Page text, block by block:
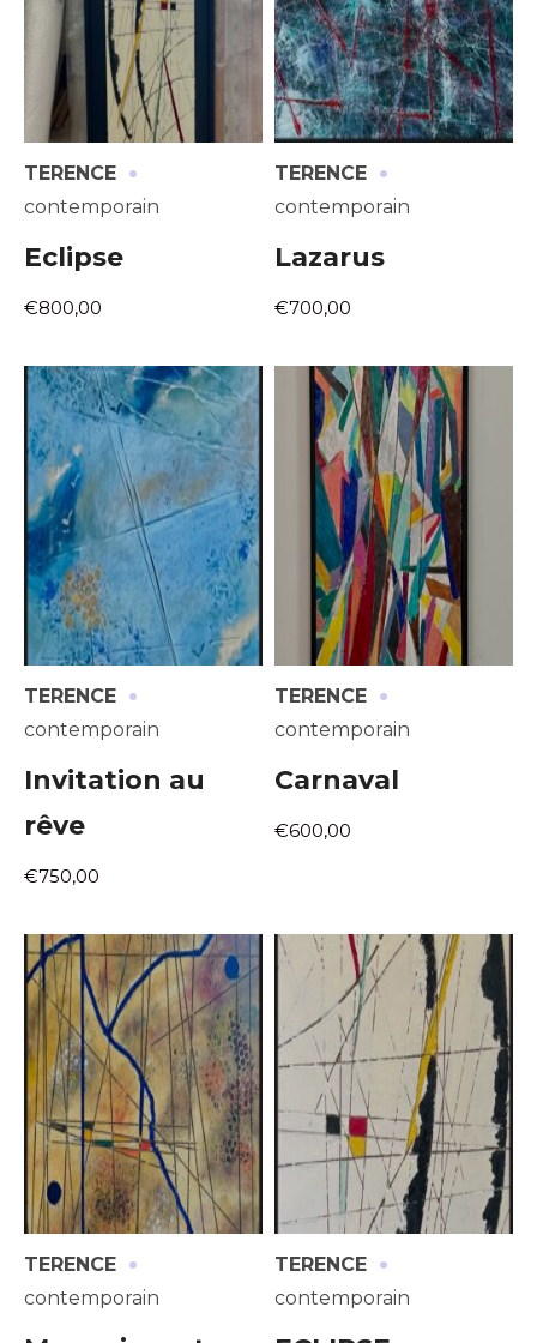
TERENCE ·
contemporain
Eclipse
€800,00
TERENCE ·
contemporain
Lazarus
€700,00
TERENCE ·
contemporain
Invitation au
rêve
€750,00
TERENCE ·
contemporain
Carnaval
€600,00
TERENCE ·
contemporain
TERENCE ·
contemporain